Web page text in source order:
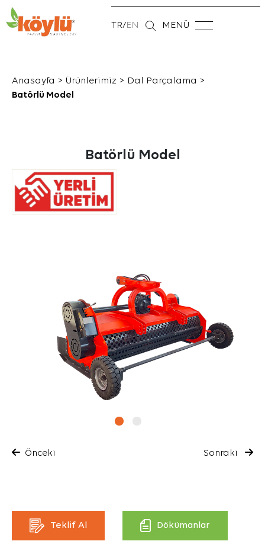
TR/EN MENÜ
Anasayfa > Ürünlerimiz > Dal Parçalama >
Batörlü Model
Batörlü Model
Önceki Sonraki
Teklif Al Dökümanlar